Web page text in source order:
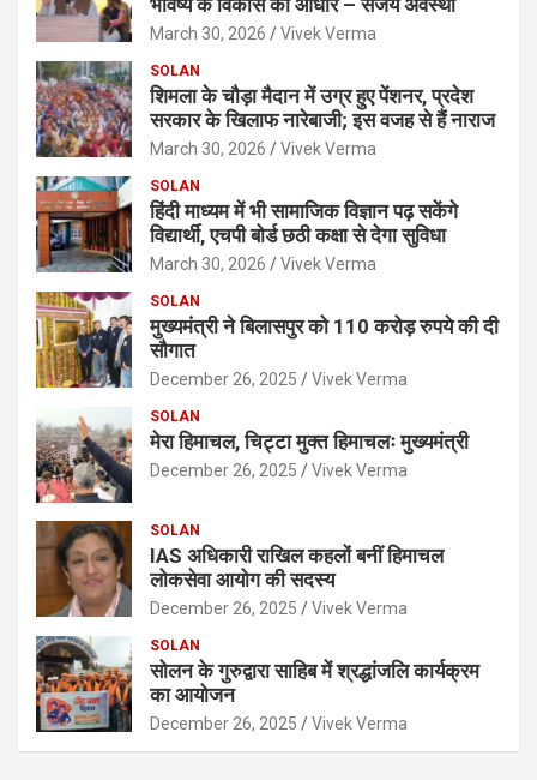
भविष्य के विकास का आधार – संजय अवस्थी
March 30, 2026 Vivek Verma
SOLAN
शिमला के चौड़ा मैदान में उग्र हुए पेंशनर, प्रदेश
सरकार के खिलाफ नारेबाजी; इस वजह से हैं नाराज
March 30, 2026 Vivek Verma
SOLAN
हिंदी माध्यम में भी सामाजिक विज्ञान पढ़ सकेंगे
विद्यार्थी, एचपी बोर्ड छठी कक्षा से देगा सुविधा
March 30, 2026 Vivek Verma
SOLAN
मुख्यमंत्री ने बिलासपुर को 110 करोड़ रुपये की दी
सौगात
December 26, 2025 Vivek Verma
SOLAN
मेरा हिमाचल, चिट्टा मुक्त हिमाचलः मुख्यमंत्री
December 26, 2025 Vivek Verma
SOLAN
IAS अधिकारी राखिल कहलों बनीं हिमाचल
लोकसेवा आयोग की सदस्य
December 26, 2025 Vivek Verma
SOLAN
सोलन के गुरुद्वारा साहिब में श्रद्धांजलि कार्यक्रम
का आयोजन
December 26, 2025 Vivek Verma